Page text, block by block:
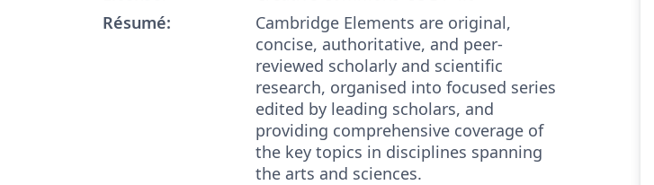
Résumé:
Cambridge Elements are original,
concise, authoritative, and peer-
reviewed scholarly and scientific
research, organised into focused series
edited by leading scholars, and
providing comprehensive coverage of
the key topics in disciplines spanning
the arts and sciences.